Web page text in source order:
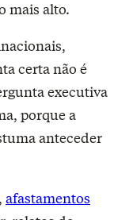
mais alto.
certa não é
executiva
porque a
anteceder
afastamentos